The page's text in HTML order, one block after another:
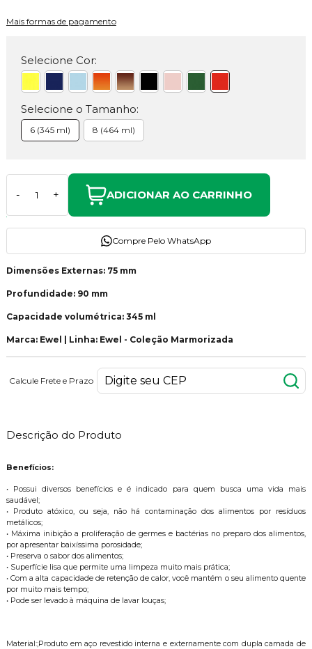
Mais formas de pagamento
Selecione Cor:
Selecione o Tamanho:
6 (345 ml) 8 (464 ml)
- + ADICIONAR AO CARRINHO
Compre Pelo WhatsApp
Dimensões Externas: 75 mm
Profundidade: 90 mm
Capacidade volumétrica: 345 ml
Marca: Ewel | Linha: Ewel - Coleção Marmorizada
Calcule Frete e Prazo
Descrição do Produto
Benefícios:
• Possui diversos benefícios e é indicado para quem busca uma vida mais
saudável;
• Produto atóxico, ou seja, não há contaminação dos alimentos por resíduos
metálicos;
• Máxima inibição a proliferação de germes e bactérias no preparo dos alimentos,
por apresentar baixíssima porosidade;
• Preserva o sabor dos alimentos;
• Superfície lisa que permite uma limpeza muito mais prática;
• Com a alta capacidade de retenção de calor, você mantém o seu alimento quente
por muito mais tempo;
• Pode ser levado à máquina de lavar louças;
Material:;Produto em aço revestido interna e externamente com dupla camada de